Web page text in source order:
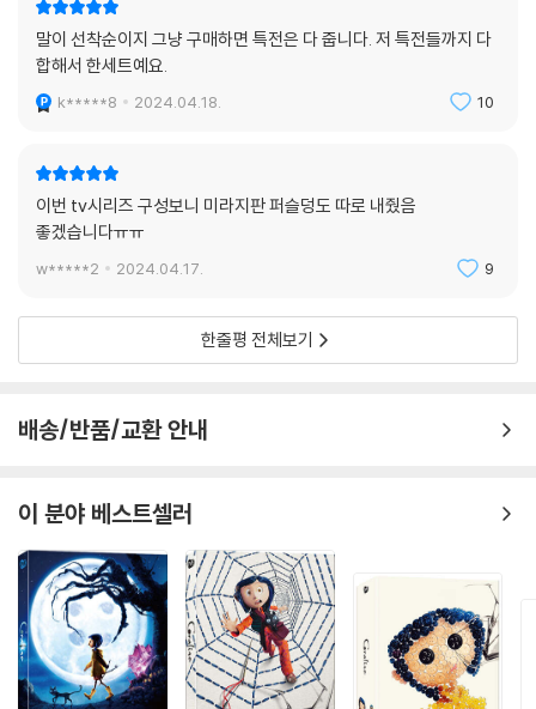
말이 선착순이지 그냥 구매하면 특전은 다 줍니다. 저 특전들까지 다
합해서 한세트예요.
k*****8 2024.04.18. 10
이번 tv시리즈 구성보니 미라지판 퍼슬덩도 따로 내줬음
좋겠습니다ㅠㅠ
w*****2 2024.04.17. 9
한줄평 전체보기
배송/반품/교환 안내
이 분야 베스트셀러